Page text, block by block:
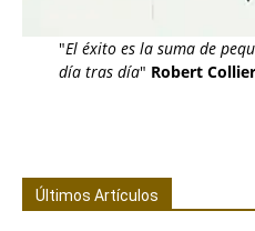
"El éxito es la suma de
día tras día" Robert Collier
Últimos Artículos